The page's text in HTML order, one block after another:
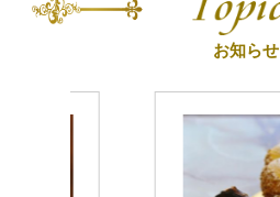
お知らせ